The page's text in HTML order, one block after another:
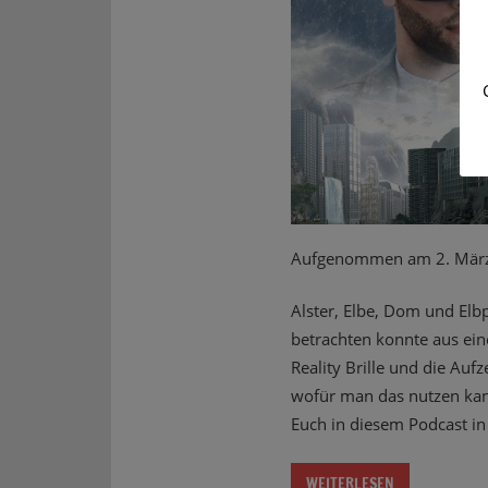
Aufgenommen am 2.
Alster, Elbe, Dom und
betrachten konnte aus
Reality Brille und die
wofür man das nutzen
Euch in diesem Podcast
WEITERLESEN